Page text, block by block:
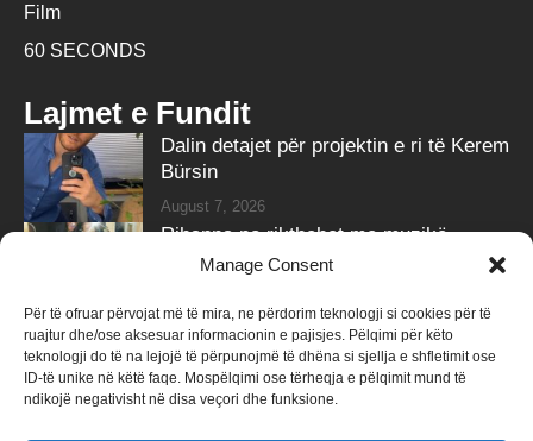
Manage Consent
Për të ofruar përvojat më të mira, ne përdorim teknologji si cookies për të
ruajtur dhe/ose aksesuar informacionin e pajisjes. Pëlqimi për këto
teknologji do të na lejojë të përpunojmë të dhëna si sjellja e shfletimit ose
ID-të unike në këtë faqe. Mospëlqimi ose tërheqja e pëlqimit mund të
ndikojë negativisht në disa veçori dhe funksione.
Film
60 SECONDS
Lajmet e Fundit
Dalin detajet për projektin e ri të Kerem
Bürsin
August 7, 2026
Rihanna po rikthehet me muzikë,
partneri i zbulon sekretin
Follow Us
258kFollowers 415k Followers